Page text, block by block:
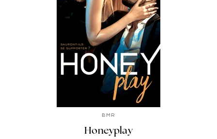
BMR
Honeyplay